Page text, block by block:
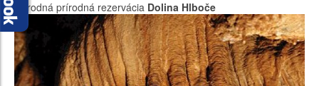
Národná prírodná rezervácia Dolina Hlboče